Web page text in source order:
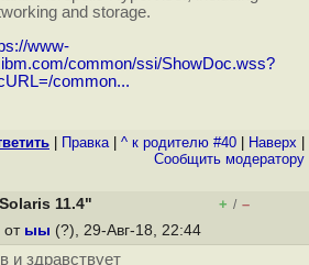
and storage.
www-
common/ssi/ShowDoc.wss?
common...
Правка| ^ к родителю #40 Наверх
Cообщить модератору
11.4" + / –
ыы (?), 29-Авг-18, 22:44
и здравствует